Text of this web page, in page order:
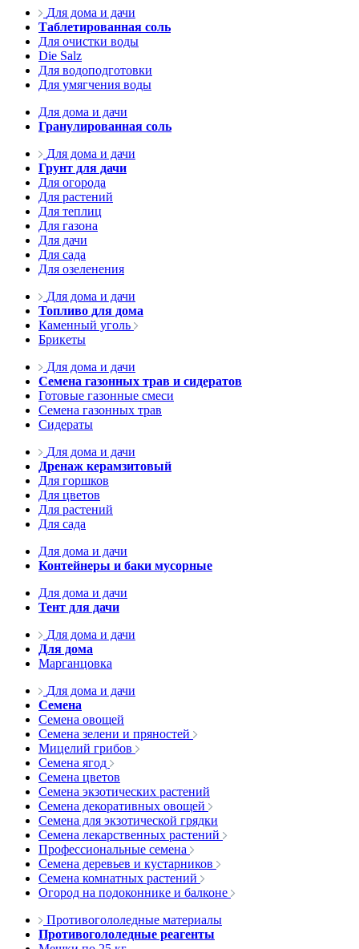
Для дома и дачи
Таблетированная соль
Для очистки воды
Die Salz
Для водоподготовки
Для умягчения воды
Для дома и дачи
Гранулированная соль
Для дома и дачи
Грунт для дачи
Для огорода
Для растений
Для теплиц
Для газона
Для дачи
Для сада
Для озеленения
Для дома и дачи
Топливо для дома
Каменный уголь
Брикеты
Для дома и дачи
Семена газонных трав и сидератов
Готовые газонные смеси
Семена газонных трав
Сидераты
Для дома и дачи
Дренаж керамзитовый
Для горшков
Для цветов
Для растений
Для сада
Для дома и дачи
Контейнеры и баки мусорные
Для дома и дачи
Тент для дачи
Для дома и дачи
Для дома
Марганцовка
Для дома и дачи
Семена
Семена овощей
Семена зелени и пряностей
Мицелий грибов
Семена ягод
Семена цветов
Семена экзотических растений
Семена декоративных овощей
Семена для экзотической грядки
Семена лекарственных растений
Профессиональные семена
Семена деревьев и кустарников
Семена комнатных растений
Огород на подоконнике и балконе
Противогололедные материалы
Противогололедные реагенты